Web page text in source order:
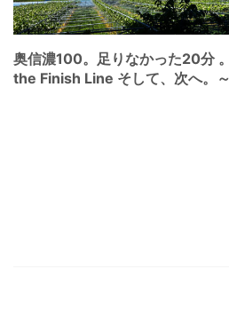
奥信濃100。足りなかった20分
the Finish Line そして、次へ。～